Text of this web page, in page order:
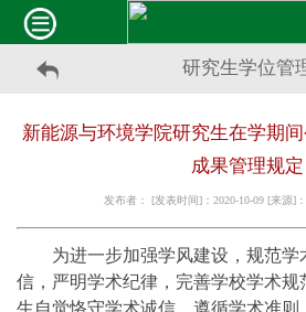
研究生学位管
新能源与环境学院研究生在学期
成果管理规定
发布者： [发表时间]：2020-10-09 [来源]
为进一步加强学风建设，规范学
信，严明学术纪律，完善学校学术规
生自觉恪守学术诚信，遵循学术准